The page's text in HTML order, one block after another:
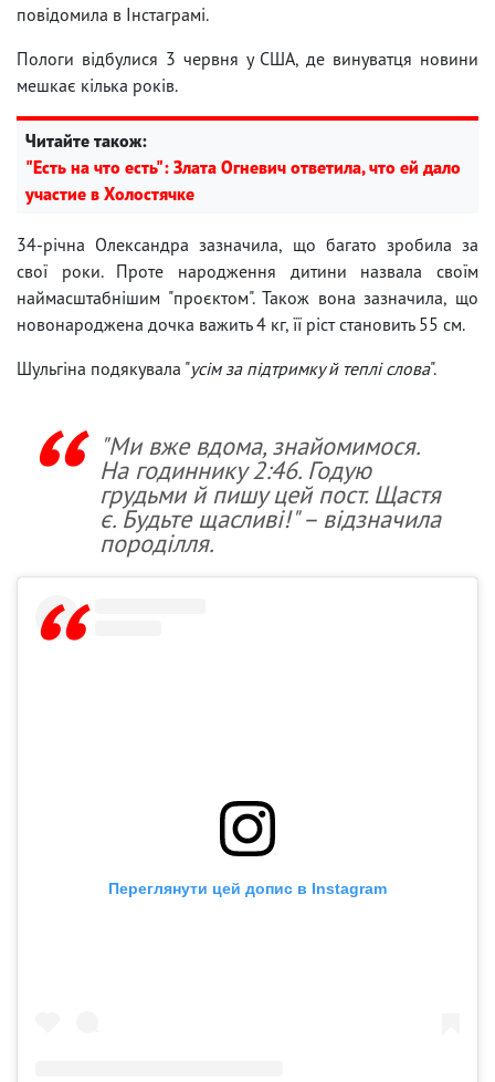
повідомила в Інстаграмі.
Пологи відбулися 3 червня у США, де винуватця новини
мешкає кілька років.
Читайте також:
"Есть на что есть": Злата Огневич ответила, что ей дало
участие в Холостячке
34-річна Олександра зазначила, що багато зробила за
свої роки. Проте народження дитини назвала своїм
наймасштабнішим "проєктом". Також вона зазначила, що
новонароджена дочка важить 4 кг, її ріст становить 55 см.
Шульгіна подякувала "усім за підтримку й теплі слова".
"Ми вже вдома, знайомимося.
На годиннику 2:46. Годую
грудьми й пишу цей пост. Щастя
є. Будьте щасливі!" – відзначила
породілля.
Переглянути цей допис в Instagram